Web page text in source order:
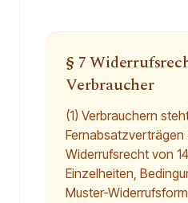
§ 7
Verbraucher
(1) Verbrauchern
Widerrufsrecht von
Einzelheiten,
Muster-